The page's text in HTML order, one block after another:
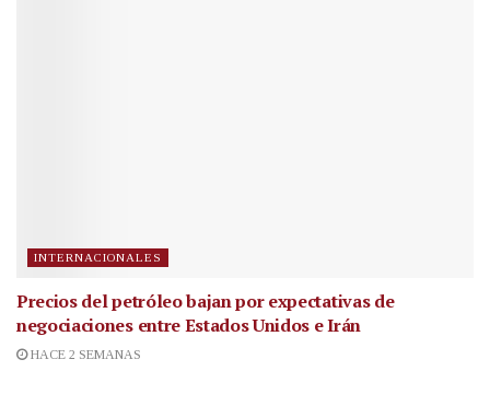
INTERNACIONALES
Precios del petróleo bajan por expectativas de
negociaciones entre Estados Unidos e Irán
HACE 2 SEMANAS